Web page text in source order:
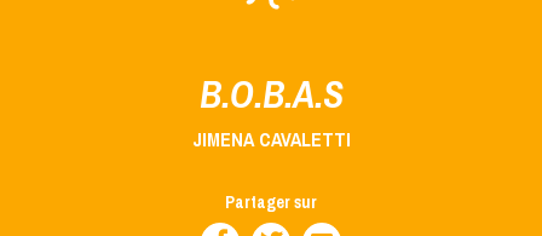
B.O.B.A.S
JIMENA CAVALETTI
Partager sur